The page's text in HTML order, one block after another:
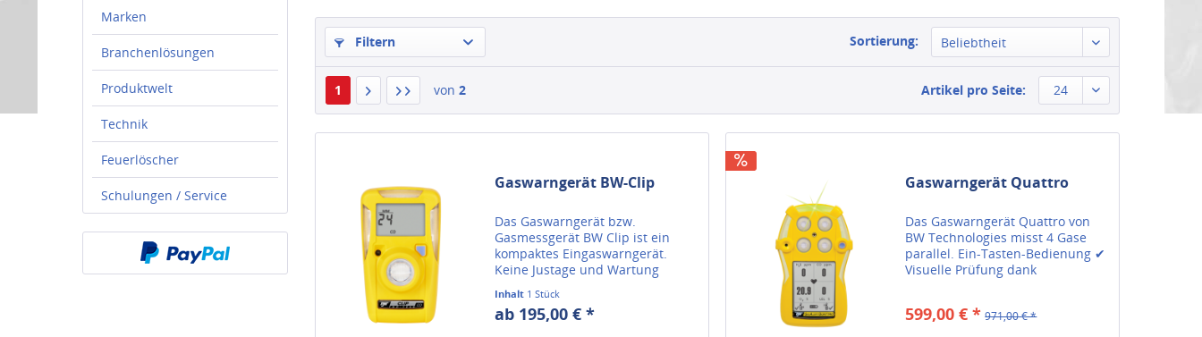
Marken
Branchenlösungen
Produktwelt
Technik
Feuerlöscher
Schulungen / Service
Filtern Sortierung: Beliebtheit
1 von 2 Artikel pro Seite: 24
Gaswarngerät BW-Clip
Das Gaswarngerät bzw.
Gasmessgerät BW Clip ist ein
kompaktes Eingaswarngerät.
Keine Justage und Wartung
notwendig. 2 Jahre Laufzeit.
Inhalt 1 Stück
ab 195,00 € *
Gaswarngerät Quattro
Das Gaswarngerät Quattro von
BW Technologies misst 4 Gase
parallel. Ein-Tasten-Bedienung ✔
Visuelle Prüfung dank
599,00 € * 971,00 € *